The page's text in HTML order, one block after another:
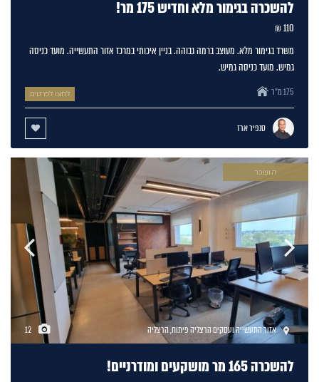
להשכרה בגימור מלא וחדיש 175 מר!
110 ₪
משרד בגימור מלא. מעוצב ברמה גבוהה. בניין איכותי במרכז אזור התעשייה. מועד כניסה
גמיש. מועד כניסה גמיש.
175 מ"ר לחצו לפרטים
סנפיר ארז
אזור התעשייה ועסקים הרצליה פיתוח,הרצליה
הושכר
להשכרה 165 מר מושקעים ומודרניים!